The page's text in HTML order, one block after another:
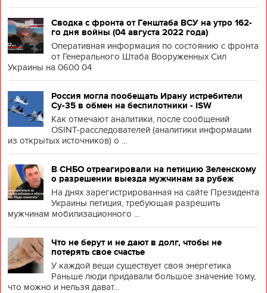
Сводка с фронта от Генштаба ВСУ на утро 162-
го дня войны (04 августа 2022 года)
Оперативная информация по состоянию с фронта
от Генерального Штаба Вооруженных Сил
Украины на 0600 04
Россия могла пообещать Ирану истребители
Су-35 в обмен на беспилотники - ISW
Как отмечают аналитики, после сообщений
OSINT-расследователей (аналитики информации
из открытых источников) о ...
В СНБО отреагировали на петицию Зеленскому
о разрешении выезда мужчинам за рубеж
На днях зарегистрированная на сайте Президента
Украины петиция, требующая разрешить
мужчинам мобилизационного ...
Что не берут и не дают в долг, чтобы не
потерять свое счастье
У каждой вещи существует своя энергетика
Раньше люди придавали большое значение тому,
что можно и нельзя дават...